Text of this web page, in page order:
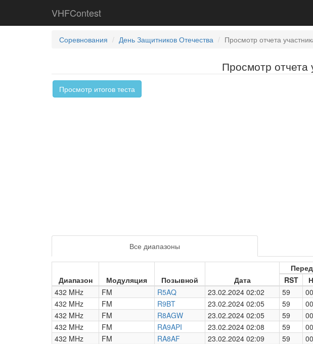
VHFContest
Соревнования День Защитников Отечества Просмотр отчета
Просмотр отчета
Просмотр итогов теста
Все диапазоны
Диапазон Модуляция Позывной Дата RST
432 MHz
FM R5AQ 23.02.2024 02:02 59
432 MHz
FM R9BT 23.02.2024 02:05 59
432 MHz
FM R8AGW 23.02.2024 02:05 59
432 MHz
FM RA9API 23.02.2024 02:08 59
432 MHz
FM RA8AF 23.02.2024 02:09 59